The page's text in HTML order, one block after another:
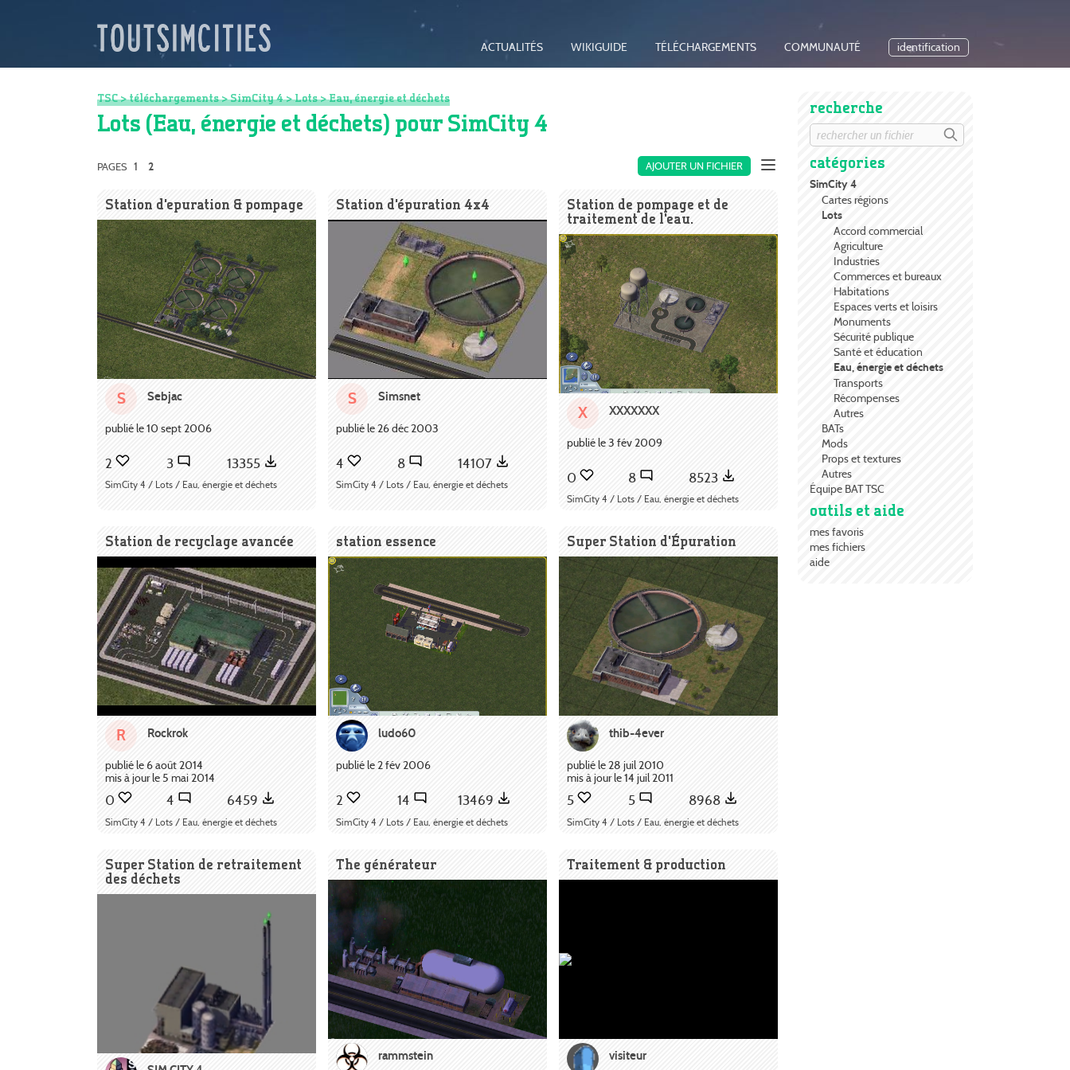
ACTUALITÉS WIKIGUIDE TÉLÉCHARGEMENTS COMMUNAUTÉ identification
recherche
catégories
SimCity 4
Cartes régions
Lots
Accord commercial
Agriculture
Industries
Commerces et bureaux
Habitations
Espaces verts et loisirs
Monuments
Sécurité publique
Santé et éducation
Eau, énergie et déchets
Transports
Récompenses
Autres
BATs
Mods
Props et textures
Autres
Équipe BAT TSC
outils et aide
mes favoris
mes fichiers
aide
TSC>téléchargements>SimCity 4>Lots>Eau, énergie et déchets
Lots (Eau, énergie et déchets) pour SimCity 4
AJOUTER UN FICHIER
PAGES 1 2
Station d'epuration & pompage
S Sebjac
publié le 10 sept 2006
2 3 13355
SimCity 4 / Lots / Eau, énergie et déchets
Station d'épuration 4x4
S Simsnet
publié le 26 déc 2003
4 8 14107
SimCity 4 / Lots / Eau, énergie et déchets
Station de pompage et de
traitement de l'eau.
X XXXXXXX
publié le 3 fév 2009
0 8 8523
SimCity 4 / Lots / Eau, énergie et déchets
Station de recyclage avancée
R Rockrok
publié le 6 août 2014
mis à jour le 5 mai 2014
0 4 6459
SimCity 4 / Lots / Eau, énergie et déchets
station essence
ludo60
publié le 2 fév 2006
2 14 13469
SimCity 4 / Lots / Eau, énergie et déchets
Super Station d'Épuration
thib-4ever
publié le 28 juil 2010
mis à jour le 14 juil 2011
5 5 8968
SimCity 4 / Lots / Eau, énergie et déchets
Super Station de retraitement
des déchets
The générateur
rammstein
Traitement & production
visiteur